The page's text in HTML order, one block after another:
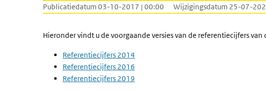
Publicatiedatum 03-10-2017 | 00:00 Wijzigingsdatum 25-07-
Hieronder vindt u de voorgaande versies van de referentiecijfers
Referentiecijfers 2014
Referentiecijfers 2016
Referentiecijfers 2019